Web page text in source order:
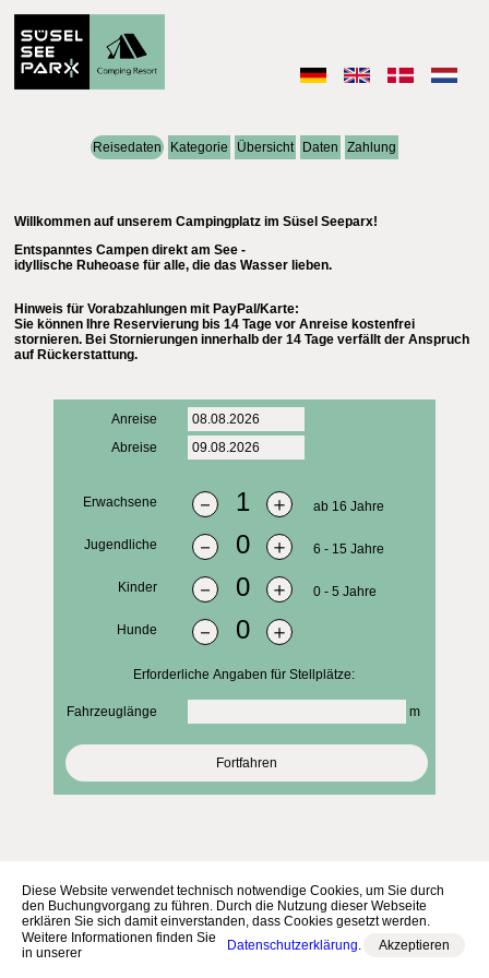
Diese Website verwendet technisch notwendige Cookies, um Sie durch
den Buchungvorgang zu führen. Durch die Nutzung dieser Webseite
erklären Sie sich damit einverstanden, dass Cookies gesetzt werden.
Weitere Informationen finden Sie
in unserer
Datenschutzerklärung. Akzeptieren
Reisedaten Kategorie Übersicht Daten Zahlung
Willkommen auf unserem Campingplatz im Süsel Seeparx!
Entspanntes Campen direkt am See -
idyllische Ruheoase für alle, die das Wasser lieben.
Hinweis für Vorabzahlungen mit PayPal/Karte:
Sie können Ihre Reservierung bis 14 Tage vor Anreise kostenfrei
stornieren. Bei Stornierungen innerhalb der 14 Tage verfällt der Anspruch
auf Rückerstattung.
Anreise
Abreise
Erwachsene － ＋ ab 16 Jahre
Jugendliche － ＋ 6 - 15 Jahre
Kinder － ＋ 0 - 5 Jahre
Hunde － ＋
Erforderliche Angaben für Stellplätze:
Fahrzeuglänge m